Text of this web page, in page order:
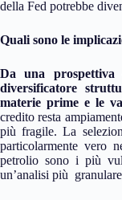
della Fed potrebbe
Quali sono le
Da una prospettiva
diversificatore
materie prime e le
credito resta
più fragile. La
particolarmente vero
petrolio sono i più
un’analisi più